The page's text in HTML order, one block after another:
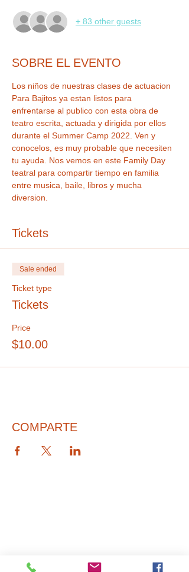
+ 83 other guests
SOBRE EL EVENTO
Los niños de nuestras clases de actuacion
Para Bajitos ya estan listos para
enfrentarse al publico con esta obra de
teatro escrita, actuada y dirigida por ellos
durante el Summer Camp 2022. Ven y
conocelos, es muy probable que necesiten
tu ayuda. Nos vemos en este Family Day
teatral para compartir tiempo en familia
entre musica, baile, libros y mucha
diversion.
Tickets
Sale ended
Ticket type
Tickets
Price
$10.00
COMPARTE